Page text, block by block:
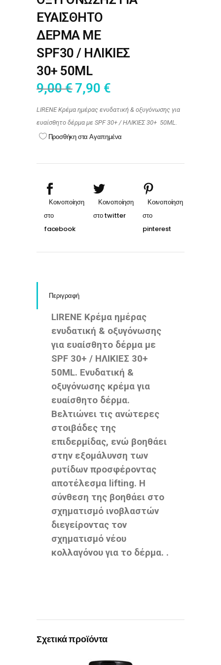
ΕΥΑΙΣΘΗΤΟ
ΔΕΡΜΑ ΜΕ
SPF30 / ΗΛΙΚΙΕΣ
30+ 50ML
9,00€ 7,90 €
LIRENE Κρέμα ημέρας ενυδατική & οξυγόνωσης για
ευαίσθητο δέρμα με SPF 30+ / ΗΛΙΚΙΕΣ 30+ 50ML.
Προσθήκη στα Αγαπημένα
Περιγραφή
LIRENE Κρέμα ημέρας
ενυδατική & οξυγόνωσης
για ευαίσθητο δέρμα με
SPF 30+ / ΗΛΙΚΙΕΣ 30+
50ML. Ενυδατική &
οξυγόνωσης κρέμα για
ευαίσθητο δέρμα.
Bελτιώνει τις ανώτερες
στοιβάδες της
επιδερμίδας, ενώ βοηθάει
στην εξομάλυνση των
ρυτίδων προσφέροντας
αποτέλεσμα lifting. Η
σύνθεση της βοηθάει στο
σχηματισμό ινοβλαστών
διεγείροντας τον
σχηματισμό νέου
κολλαγόνου για το δέρμα. .
Σχετικά προϊόντα